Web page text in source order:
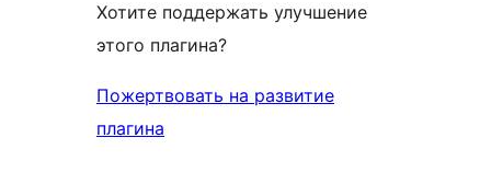
Хотите поддержать улучшение
этого плагина?
Пожертвовать на развитие
плагина